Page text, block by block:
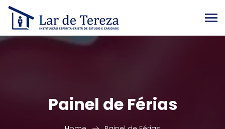
Painel de Férias